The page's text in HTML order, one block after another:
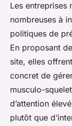
Les entreprises
nombreuses à
politiques de
En proposant
site, elles
concret de
musculo-
d’attention
plutôt que